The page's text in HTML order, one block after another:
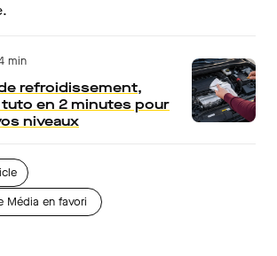
min
refroidissement,
tuto en 2 minutes pour
niveaux
Média en favori